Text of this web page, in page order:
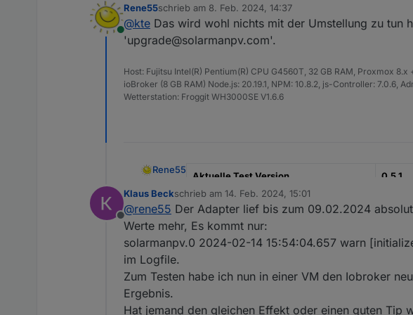
nicht.
Als letzte Neuerung ist hinzugekommen, dass
verschiedene Dashboards oder Grafiken
an die Cloud übermittelter Wert) angezeigt
raus.
Online
Rene55schrieb am 8. Feb. 2024, 14:37
zuletzt editiert von
@kte Das wird wohl nichts mit der Umstellung zu tun
'upgrade@solarmanpv.com'.
Host: Fujitsu Intel(R) Pentium(R) CPU G4560T, 32 GB RAM, Proxmox
ioBroker (8 GB RAM) Node.js: 20.19.1, NPM: 10.8.2, js-Controller: 7.0.6,
Wetterstation: Froggit WH3000SE V1.6.6
Rene55
Aktuelle Test Version 0.5.1
Veröffentlichungsdatum
Github Link
Dieser Adapter dient dazu, Daten eines
läuft ab Admin Version >5.
Ich gehe davon aus, dass die Anlage bisher durch
Offline
Klaus Beckschrieb am 14. Feb. 2024, 15:01
zuletzt editiert von
@rene55 Der Adapter lief bis zum 09.02.2024
Werte mehr, Es kommt nur:
solarmanpv.0 2024-02-14 15:54:04.657 warn
im Logfile.
Zum Testen habe ich nun in einer VM den Iobroker
Ergebnis.
Hat jemand den gleichen Effekt oder einen guten Tip